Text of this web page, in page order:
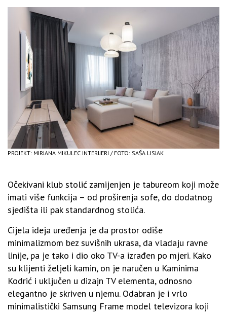
PROJEKT: MIRJANA MIKULEC INTERIJERI / FOTO: SAŠA LISJAK
Očekivani klub stolić zamijenjen je tabureom koji može
imati više funkcija – od proširenja sofe, do dodatnog
sjedišta ili pak standardnog stolića.
Cijela ideja uređenja je da prostor odiše
minimalizmom bez suvišnih ukrasa, da vladaju ravne
linije, pa je tako i dio oko TV-a izrađen po mjeri. Kako
su klijenti željeli kamin, on je naručen u Kaminima
Kodrić i uključen u dizajn TV elementa, odnosno
elegantno je skriven u njemu. Odabran je i vrlo
minimalistički Samsung Frame model televizora koji